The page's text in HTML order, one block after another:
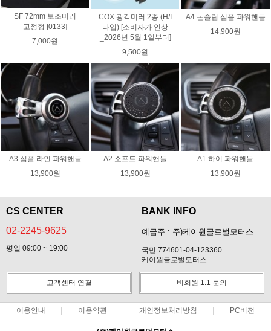
SF 72mm 보조미러
고정형 [0133]
7,000원
COX 광각미러 2종 (H/I
타입) [소비자가 인상
_2026년 5월 1일부터]
9,500원
A4 논슬립 심플 파워핸들
14,900원
A3 심플 라인 파워핸들
13,900원
A2 소프트 파워핸들
13,900원
A1 하이 파워핸들
13,900원
CS CENTER
02-2245-9625
평일 09:00 ~ 19:00
BANK INFO
예금주 : 주)케이원글로벌모터스
국민 774601-04-123360
케이원글로벌모터스
고객센터 연결 비회원 1:1 문의
이용안내 이용약관 개인정보처리방침 PC버전